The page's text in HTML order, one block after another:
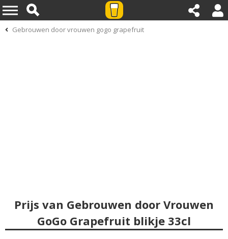
Gebrouwen door vrouwen gogo grapefruit
Prijs van Gebrouwen door Vrouwen
GoGo Grapefruit blikje 33cl